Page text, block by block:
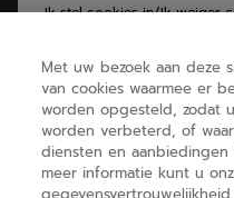
Ik stel cookies in/Ik weiger
HELP
OVER ONS
Met uw bezoek aan deze
van cookies waarmee er
worden opgesteld, zodat
worden verbeterd, of
diensten en
meer informatie kunt u